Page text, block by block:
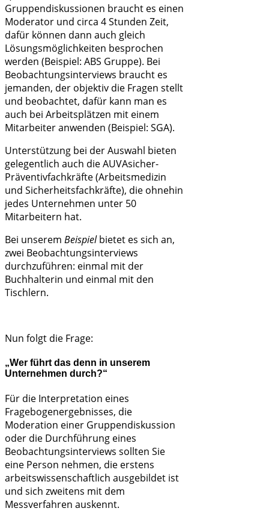
Gruppendiskussionen braucht es einen
Moderator und circa 4 Stunden Zeit,
dafür können dann auch gleich
Lösungsmöglichkeiten besprochen
werden (Beispiel: ABS Gruppe). Bei
Beobachtungsinterviews braucht es
jemanden, der objektiv die Fragen stellt
und beobachtet, dafür kann man es
auch bei Arbeitsplätzen mit einem
Mitarbeiter anwenden (Beispiel: SGA).
Unterstützung bei der Auswahl bieten
gelegentlich auch die AUVAsicher-
Präventivfachkräfte (Arbeitsmedizin
und Sicherheitsfachkräfte), die ohnehin
jedes Unternehmen unter 50
Mitarbeitern hat.
Bei unserem Beispielbietet es sich an,
zwei Beobachtungsinterviews
durchzuführen: einmal mit der
Buchhalterin und einmal mit den
Tischlern.
Nun folgt die Frage:
„Wer führt das denn in unserem
Unternehmen durch?“
Für die Interpretation eines
Fragebogenergebnisses, die
Moderation einer Gruppendiskussion
oder die Durchführung eines
Beobachtungsinterviews sollten Sie
eine Person nehmen, die erstens
arbeitswissenschaftlich ausgebildet ist
und sich zweitens mit dem
Messverfahren auskennt.